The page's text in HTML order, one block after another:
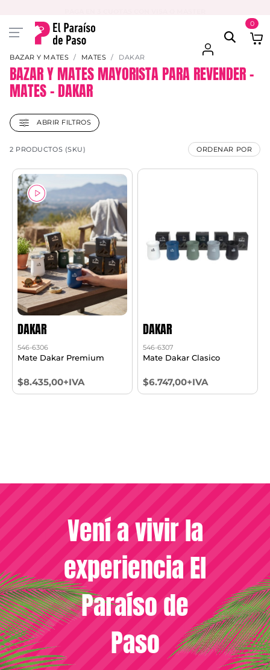
0
BAZAR Y MATES MATES DAKAR
BAZAR Y MATES MAYORISTA PARA REVENDER –
MATES – DAKAR
ABRIR FILTROS
2 PRODUCTOS (SKU) ORDENAR POR
DAKAR
546-6306
Mate Dakar Premium
$8.435,00+IVA
DAKAR
546-6307
Mate Dakar Clasico
$6.747,00+IVA
Vení a vivir la
experiencia El
Paraíso de
Paso